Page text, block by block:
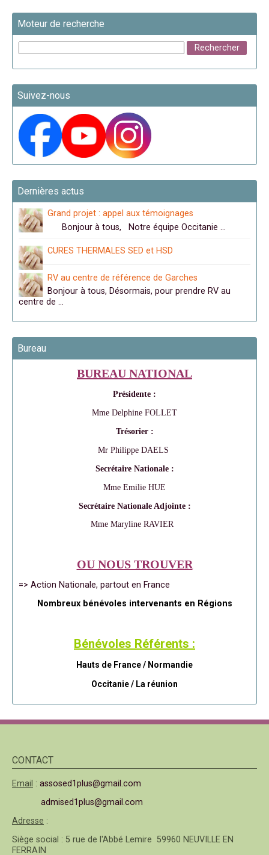
Moteur de recherche
Suivez-nous
Dernières actus
Grand projet : appel aux témoignages
Bonjour à tous, Notre équipe Occitanie …
CURES THERMALES SED et HSD
RV au centre de référence de Garches
Bonjour à tous, Désormais, pour prendre RV au
centre de …
Bureau
BUREAU NATIONAL
Présidente :
Mme Delphine FOLLET
Trésorier :
Mr Philippe DAELS
Secrétaire Nationale :
Mme Emilie HUE
Secrétaire Nationale Adjointe :
Mme Maryline RAVIER
OU NOUS TROUVER
=> Action Nationale, partout en France
Nombreux bénévoles intervenants en Régions
Bénévoles Référents :
Hauts de France / Normandie
Occitanie / La réunion
CONTACT
Email : assosed1plus@gmail.com
admised1plus@gmail.com
Adresse :
Siège social : 5 rue de l'Abbé Lemire 59960 NEUVILLE EN
FERRAIN